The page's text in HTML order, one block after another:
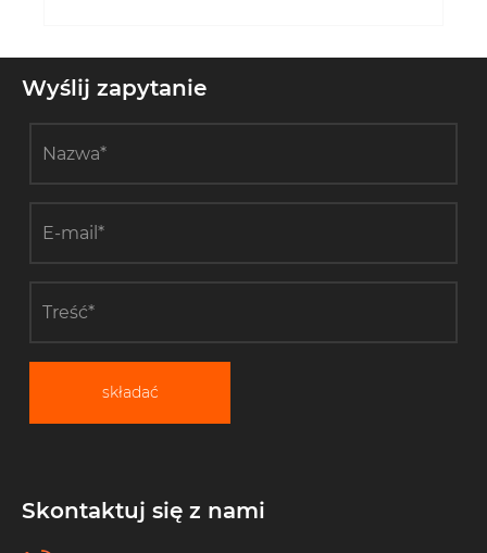
Wyślij zapytanie
składać
Skontaktuj się z nami